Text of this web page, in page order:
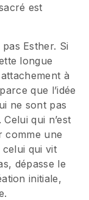
est
Esther. Si
longue
à
que l’idée
ne sont pas
qui n’est
comme une
celui qui vit
dépasse le
initiale,